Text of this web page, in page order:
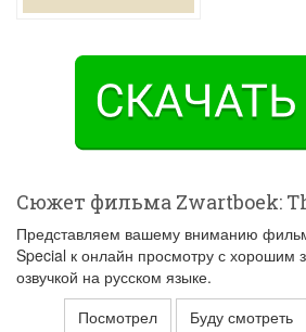
Сюжет фильма Zwartboek:
Представляем вашему вниманию
Special к онлайн просмотру с хорошим
озвучкой на русском языке.
Посмотрел
Буду смотреть